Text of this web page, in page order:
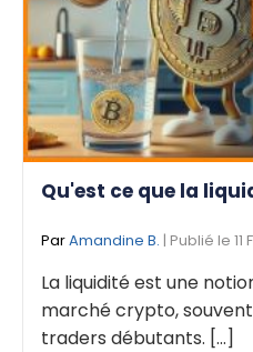
Qu'est ce que la
ParAmandine B. | Publié le 11
La liquidité est une
marché crypto,
traders débutants. [...]